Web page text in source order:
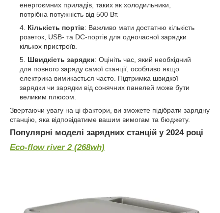
енергоємних приладів, таких як холодильники,
потрібна потужність від 500 Вт.
Кількість портів: Важливо мати достатню кількість
розеток, USB- та DC-портів для одночасної зарядки
кількох пристроїв.
Швидкість зарядки: Оцініть час, який необхідний
для повного заряду самої станції, особливо якщо
електрика вимикається часто. Підтримка швидкої
зарядки чи зарядки від сонячних панелей може бути
великим плюсом.
Звертаючи увагу на ці фактори, ви зможете підібрати зарядну
станцію, яка відповідатиме вашим вимогам та бюджету.
Популярні моделі зарядних станцій у 2024 році
Eco-flow river 2 (268wh)